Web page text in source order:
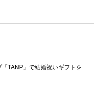
TANP」で結婚祝いギフトを